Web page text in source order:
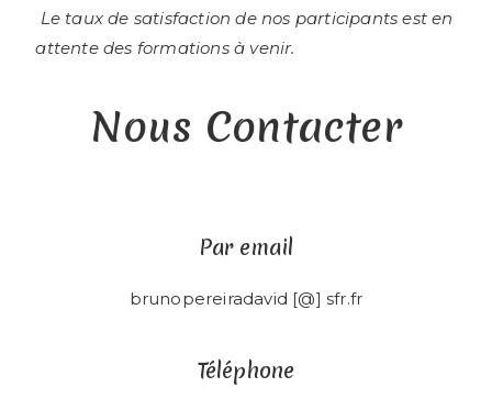
Le taux de satisfaction de nos participants est en
attente des formations à venir.
Nous Contacter
Par email
brunopereiradavid [@] sfr.fr
Téléphone